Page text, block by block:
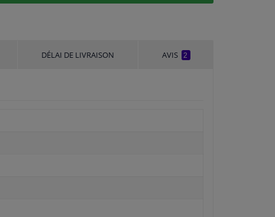
DÉLAI DE LIVRAISON AVIS 2